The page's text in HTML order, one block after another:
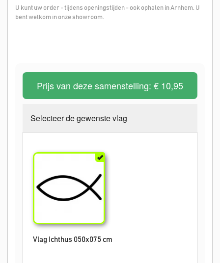
U kunt uw order - tijdens openingstijden - ook ophalen in Arnhem. U
bent welkom in onze showroom.
Prijs van deze samenstelling: € 10,95
Selecteer de gewenste vlag
Vlag Ichthus 050x075 cm